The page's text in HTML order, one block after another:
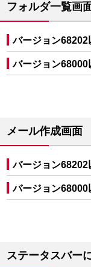
フォルダ一覧画
バージョン
バージョン
メール作成画面
バージョン
バージョン
ステータスバー